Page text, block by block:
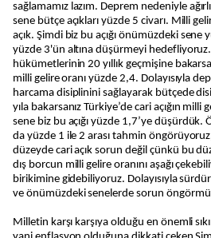
sağlamamız lazım. Deprem nedeniyle
sene bütçe açıkları yüzde 5 civarı. Milli
açık. Şimdi biz bu açığı önümüzdeki sene
yüzde 3'ün altına düşürmeyi
hükümetlerinin 20 yıllık geçmişine
milli gelire oranı yüzde 2,4. Dolayısıyla
harcama disiplinini sağlayarak bütçede
yıla bakarsanız Türkiye’de cari açığın milli
sene biz bu açığı yüzde 1,7’ye düşürdük.
da yüzde 1 ile 2 arası tahmin
düzeyde cari açık sorun değil çünkü bu
dış borcun milli gelire oranını aşağı
birikimine gidebiliyoruz. Dolayısıyla
ve önümüzdeki senelerde sorun
Milletin karşı karşıya olduğu en önemli